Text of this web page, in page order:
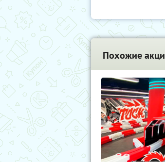
Похожие